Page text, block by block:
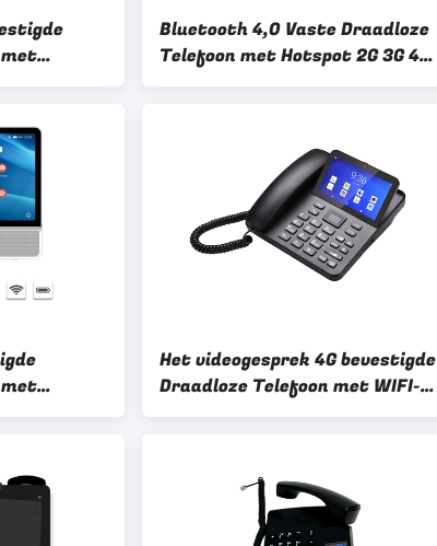
Card
Bluetooth 4,0 Vaste Draadloze
Telefoon met Hotspot 2G 3G 4G
Netwerk
van de 10
Het videogesprek 4G bevestigde
Draadloze Telefoon met WIFI-
Hotspot 2GB + 16GB